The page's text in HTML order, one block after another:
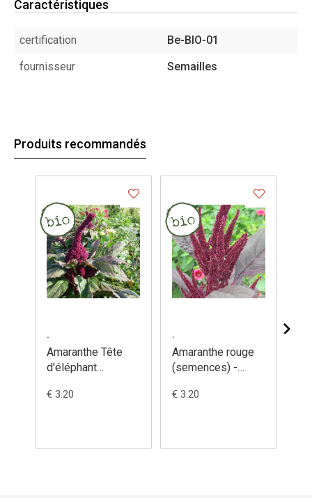
Caractéristiques
certification
Be-BIO-01
fournisseur
Semailles
Produits recommandés
.
Amaranthe Tête
d'éléphant
Amaranthus
€ 3.20
.
Amaranthe rouge
(semences) -
cruentus
€ 3.20